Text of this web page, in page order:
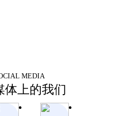
MEDIA
体上的我们